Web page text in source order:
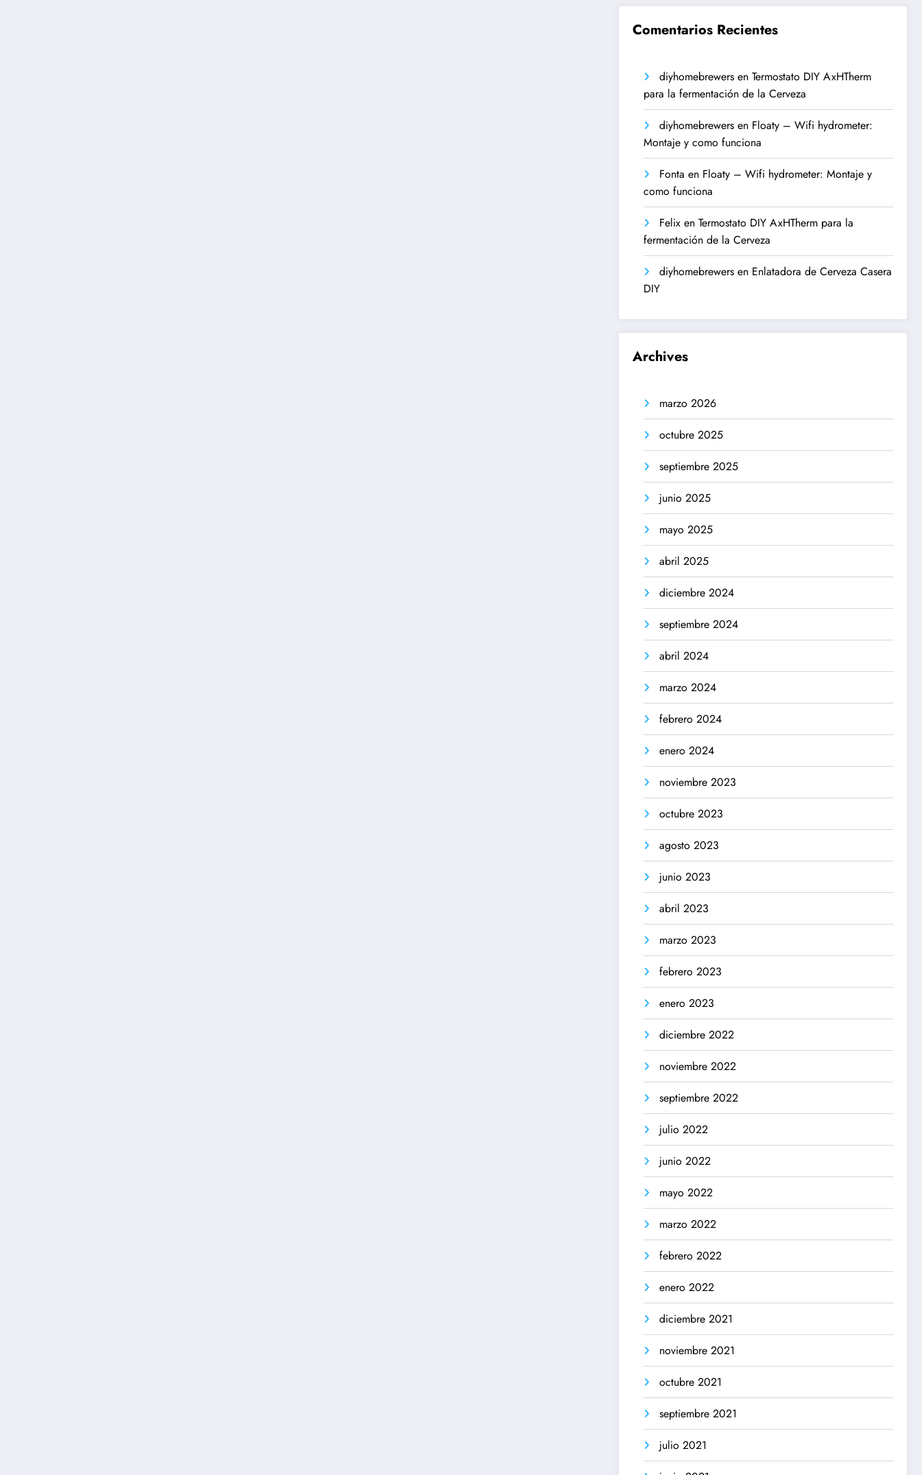
Comentarios Recientes
diyhomebrewers enTermostato DIY AxHTherm
para la fermentación de la Cerveza
diyhomebrewers en Floaty – Wifi hydrometer:
Montaje y como funciona
Fonta en Floaty – Wifi hydrometer: Montaje y
como funciona
Felix enTermostato DIY AxHTherm para la
fermentación de la Cerveza
diyhomebrewers en Enlatadora de Cerveza Casera
DIY
Archives
marzo 2026
octubre 2025
septiembre 2025
junio 2025
mayo 2025
abril 2025
diciembre 2024
septiembre 2024
abril 2024
marzo 2024
febrero 2024
enero 2024
noviembre 2023
octubre 2023
agosto 2023
junio 2023
abril 2023
marzo 2023
febrero 2023
enero 2023
diciembre 2022
noviembre 2022
septiembre 2022
julio 2022
junio 2022
mayo 2022
marzo 2022
febrero 2022
enero 2022
diciembre 2021
noviembre 2021
octubre 2021
septiembre 2021
julio 2021